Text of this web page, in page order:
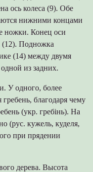
ось колеса (9). Обе
нижними концами
ножки. Конец оси
(12). Подножка
(14) между двумя
из задних.
У одного, более
благодаря чему
(укр. гребінь). На
(рус. кужель, куделя,
при прядении
дерева. Высота